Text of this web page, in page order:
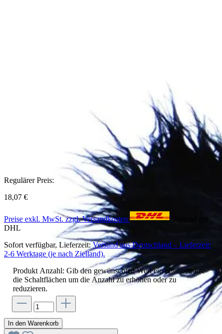
Regulärer Preis:
18,07 €
Preise exkl. MwSt. zzgl. Versandkosten
Versand mit
DHL
Sofort verfügbar, Lieferzeit:Versand aus Deutschland – Lieferzeit:
2-6 Werktage (je nach Zielland).
Produkt Anzahl: Gib den gewünschten Wert ein oder benutze
die Schaltflächen um die Anzahl zu erhöhen oder zu
reduzieren.
In den Warenkorb